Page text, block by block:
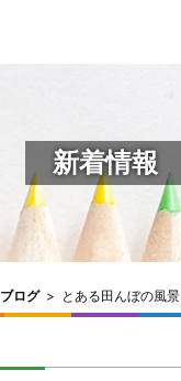
新着情報
ブログ> とある田んぼの風景